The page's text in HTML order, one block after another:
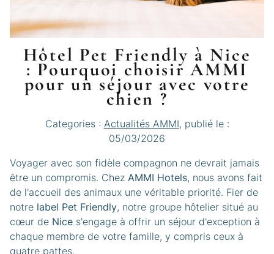
Hôtel Pet Friendly à Nice
: Pourquoi choisir AMMI
pour un séjour avec votre
chien ?
Categories : Actualités AMMI, publié le :
05/03/2026
Voyager avec son fidèle compagnon ne devrait jamais
être un compromis. Chez AMMI Hotels, nous avons fait
de l'accueil des animaux une véritable priorité. Fier de
notre label Pet Friendly, notre groupe hôtelier situé au
cœur de Nice s'engage à offrir un séjour d'exception à
chaque membre de votre famille, y compris ceux à
quatre pattes.